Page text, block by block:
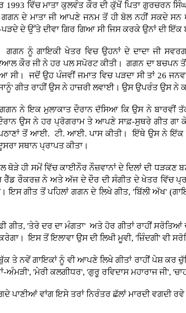
1993 ਵਿੱਚ ਮਾਤਾ ਕੁਲਵੰਤ ਕੌਰ ਦੀ ਕੁੱਖੋਂ ਪਿਤਾ ਗੁਰਚਰਨ
ਗਗਨ ਦੇ ਮਾਤਾ ਜੀ ਆਪਣੇ ਜਨਮ ਤੋਂ ਹੀ ਬੋਲ ਨਹੀਂ ਸਕਦੇ
ਦੇ ਉੱਤੇ ਦੀਵਾ ਗਿਰ ਗਿਆ ਸੀ ਜਿਸ ਕਰਕੇ ਉਨਾਂ ਦੀ ਇੱਕ
ਨੂੰ ਗਾਇਕੀ ਖੇਤਰ ਵਿਚ ਉਹਨਾਂ ਦੇ ਦਾਦਾ ਜੀ
ਕੌਰ ਜੀ ਨੇ ਹਰ ਪਲ ਸਪੋਰਟ ਕੀਤੀ। ਗਗਨ ਦਾ ਬਚਪਨ
ਸੀ। ਜਦੋਂ ਉਹ ਪੰਜਵੀਂ ਜਮਾਤ ਵਿਚ ਪੜਦਾ ਸੀ ਤਾਂ 26
ਗੀਤ ਰਾਹੀਂ ਉਸ ਨੇ ਹਾਜ਼ਰੀ ਲਵਾਈ। ਉਸ ਉਪਰੰਤ ਉਸ ਨੇ
ਨੇ ਇਕ ਮੁਲਾਕਾਤ ਦੌਰਾਨ ਦੱਸਿਆ ਕਿ ਉਸ ਨੇ ਬਾਰਵੀਂ
ਉਸ ਨੇ ਹਰ ਪ੍ਰੋਗਰਾਮ ਤੇ ਆਪਣੇ ਸਾਫ਼-ਸੁਥਰੇ ਗੀਤ ਗਾ
ਤੋਂ ਆਈ. ਟੀ. ਆਈ. ਪਾਸ ਕੀਤੀ। ਇੱਥੇ ਉਸ ਨੇ ਇੱਕ
ਸਥਾਨ ਪ੍ਰਾਪਤ ਕੀਤਾ।
ਹੀ ਸਮੇਂ ਵਿੱਚ ਕਾਈਨੌਰ ਨੌਜ਼ਵਾਨਾਂ ਦੇ ਦਿਲਾਂ ਦੀ ਧੜਕਣ
ਰੈੱਡ ਰੌਕਰਜ਼ ਨੇ ਅਤੇ ਅੱਜ ਦੇ ਦੌਰ ਦੀ ਸੰਗੀਤ ਦੇ ਖੇਤਰ ਵਿੱਚ
ਇਸ ਗੀਤ ਤੋਂ ਪਹਿਲਾਂ ਗਗਨ ਦੇ ਲਿਖੇ ਗੀਤ, 'ਬਿੱਲੀ ਅੱਖ'
'ਤੇਰੇ ਦਰ ਦਾ ਮੰਗਤਾ' ਅਤੇ ਹੋਰ ਗੀਤਾਂ ਰਾਹੀਂ ਸਰੋਤਿਆਂ
ਇਸ ਤੋਂ ਇਲਾਵਾ ਉਸ ਦੀ ਲਿਖੀ ਮੂਵੀ, 'ਜ਼ਿੰਦਗੀ' ਵੀ
ਨਵੇਂ ਗਾਇਕਾਂ ਨੂੰ ਵੀ ਆਪਣੇ ਲਿਖੇ ਗੀਤਾਂ ਰਾਹੀਂ ਪੇਸ਼ ਕਰ
'ਮੇਰੀ ਕਲਗੀਧਰ', 'ਗੁਰੂ ਰਵਿਦਾਸ ਮਹਾਰਾਜ ਜੀ',
ਵਾਂਗ ਇਸੇ ਤਰਾਂ ਨਿਰੰਤਰ ਛੱਲਾਂ ਮਾਰਦੀ ਵਗਦੀ